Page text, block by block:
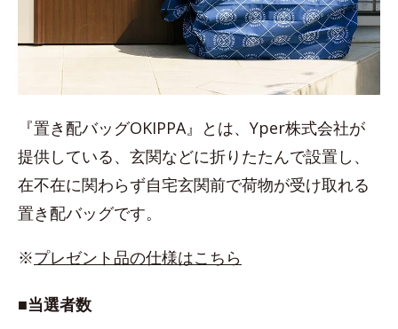
『置き配バッグOKIPPA』とは、Yper株式会社が
提供している、玄関などに折りたたんで設置し、
在不在に関わらず自宅玄関前で荷物が受け取れる
置き配バッグです。
※プレゼント品の仕様はこちら
■当選者数